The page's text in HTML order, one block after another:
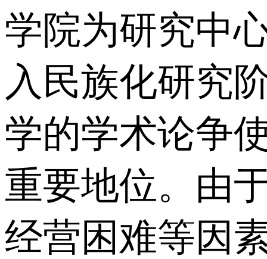
学院为研究中
入民族化研究
学的学术论争
重要地位。由
经营困难等因